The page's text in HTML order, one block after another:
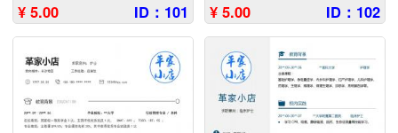
¥ 5.00
ID：101 ¥ 5.00 ID：102